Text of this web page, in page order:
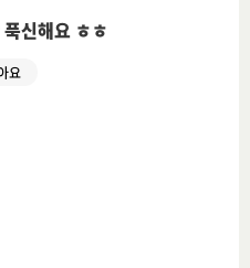
신해요 ㅎㅎ
요